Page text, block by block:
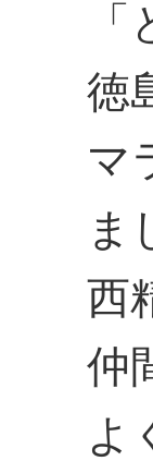
徳
マ
ま
西
仲
よ